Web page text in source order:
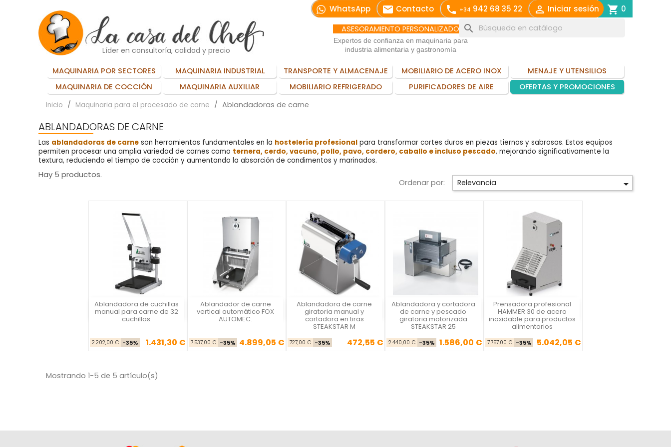
WhatsApp email Contacto call +34 942 68 35 22  Iniciar sesión shopping_cart 0
Líder en consultoría, calidad y precio
ASESORAMIENTO PERSONALIZADO
Expertos de confianza en maquinaria para
industria alimentaria y gastronomía
search
MAQUINARIA POR SECTORES MAQUINARIA INDUSTRIAL TRANSPORTE Y ALMACENAJE MOBILIARIO DE ACERO INOX
MENAJE Y UTENSILIOS
MAQUINARIA DE COCCIÓN
MAQUINARIA AUXILIAR MOBILIARIO REFRIGERADO PURIFICADORES DE AIRE OFERTAS Y PROMOCIONES
Inicio Maquinaria para el procesado de carne Ablandadoras de carne
ABLANDADORAS DE CARNE
Las ablandadoras de carne son herramientas fundamentales en la hostelería profesional para transformar cortes duros en piezas tiernas y sabrosas. Estos equipos
permiten procesar una amplia variedad de carnes como ternera, cerdo, vacuno, pollo, pavo, cordero, caballo e incluso pescado, mejorando significativamente la
textura, reduciendo el tiempo de cocción y aumentando la absorción de condimentos y marinados.
Hay 5 productos.
Ordenar por: Relevancia 
Ablandadora de cuchillas
manual para carne de 32
cuchillas.
Precio base
2.202,00 € -35% Precio
1.431,30 €
La Felsinea Ablandador de carne
vertical automático FOX
AUTOMEC.
Precio base
7.537,00 € -35% Precio
4.899,05 €
La Felsinea Ablandadora de carne
giratoria manual y
cortadora en tiras
STEAKSTAR M
Precio base
727,00 € -35% Precio
472,55 €
La Felsinea Ablandadora y cortadora
de carne y pescado
giratoria motorizada
STEAKSTAR 25
Precio base
2.440,00 € -35% Precio
1.586,00 €
La Felsinea Prensadora profesional
HAMMER 30 de acero
inoxidable para productos
alimentarios
Precio base
7.757,00 € -35% Precio
5.042,05 €
La Felsinea
Mostrando 1-5 de 5 artículo(s)